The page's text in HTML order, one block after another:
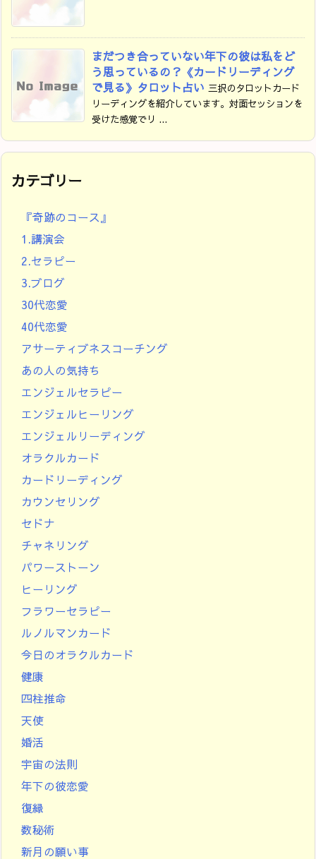
まだつき合っていない年下の彼は私をど
う思っているの？《カードリーディング
で見る》タロット占い 三択のタロットカード
リーディングを紹介しています。対面セッションを
受けた感覚でリ ...
カテゴリー
『奇跡のコース』
1.講演会
2.セラピー
3.ブログ
30代恋愛
40代恋愛
アサーティブネスコーチング
あの人の気持ち
エンジェルセラピー
エンジェルヒーリング
エンジェルリーディング
オラクルカード
カードリーディング
カウンセリング
セドナ
チャネリング
パワーストーン
ヒーリング
フラワーセラピー
ルノルマンカード
今日のオラクルカード
健康
四柱推命
天使
婚活
宇宙の法則
年下の彼恋愛
復縁
数秘術
新月の願い事